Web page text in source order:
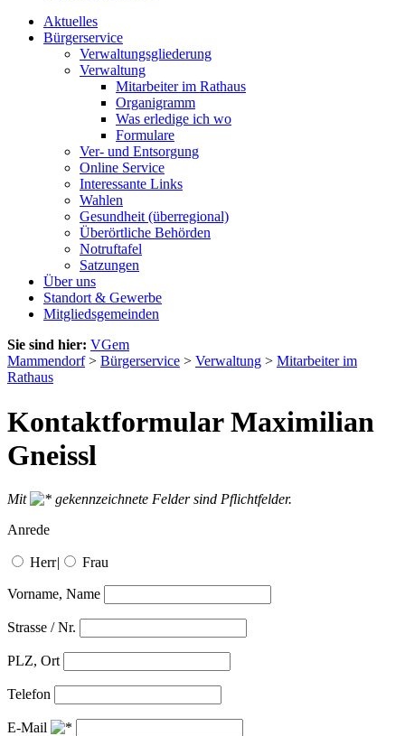
Aktuelles
Bürgerservice
Verwaltungsgliederung
Verwaltung
Mitarbeiter im Rathaus
Organigramm
Was erledige ich wo
Formulare
Ver- und Entsorgung
Online Service
Interessante Links
Wahlen
Gesundheit (überregional)
Überörtliche Behörden
Notruftafel
Satzungen
Über uns
Standort & Gewerbe
Mitgliedsgemeinden
Sie sind hier: VGem
Mammendorf> Bürgerservice > Verwaltung > Mitarbeiter im
Rathaus
Kontaktformular Maximilian
Gneissl
Mit
gekennzeichnete Felder sind Pflichtfelder.
Anrede
Herr| Frau
Vorname, Name
Strasse / Nr.
PLZ, Ort
Telefon
E-Mail